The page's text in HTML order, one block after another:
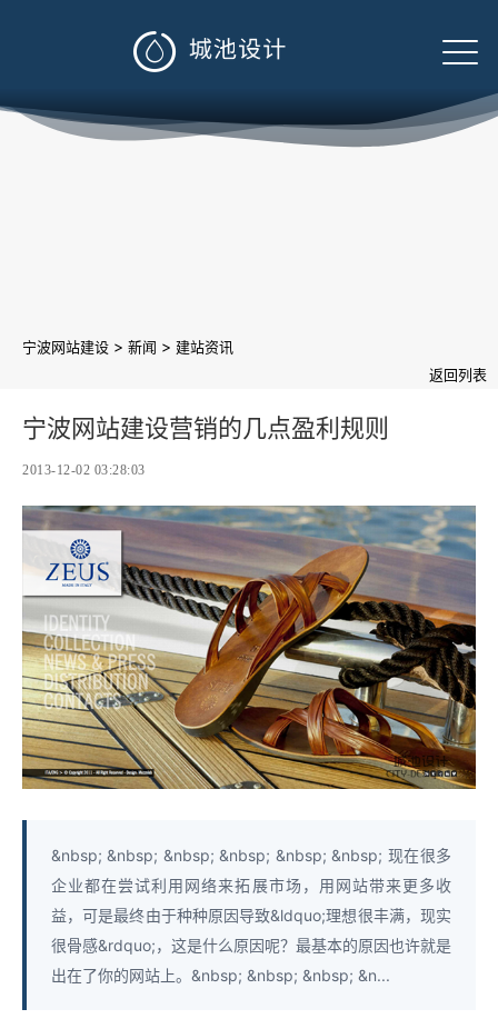

宁波网站建设 > 新闻 > 建站资讯
返回列表
宁波网站建设营销的几点盈利规则
2013-12-02 03:28:03
&nbsp; &nbsp; &nbsp; &nbsp; &nbsp; &nbsp; 现在很多
企业都在尝试利用网络来拓展市场，用网站带来更多收
益，可是最终由于种种原因导致&ldquo;理想很丰满，现实
很骨感&rdquo;，这是什么原因呢？最基本的原因也许就是
出在了你的网站上。&nbsp; &nbsp; &nbsp; &n...